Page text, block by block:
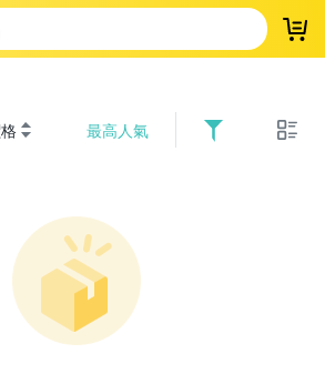
登
最高人氣